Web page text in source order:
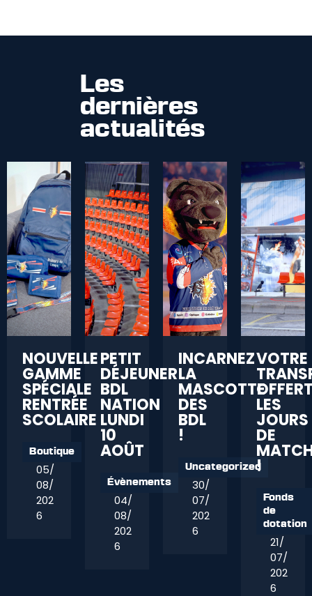
Les
dernières
actualités
NOUVELLE
GAMME
SPÉCIALE
RENTRÉE
SCOLAIRE
Boutique
05/
08/
202
6
PETIT
DÉJEUNER
BDL
NATION
LUNDI
10
AOÛT
Évènements
04/
08/
202
6
INCARNEZ
LA
MASCOTTE
DES
BDL
!
Uncategorized
30/
07/
202
6
VOTRE
LES
JOURS
DE
!
Fonds
de
dotation
21/
07/
202
6